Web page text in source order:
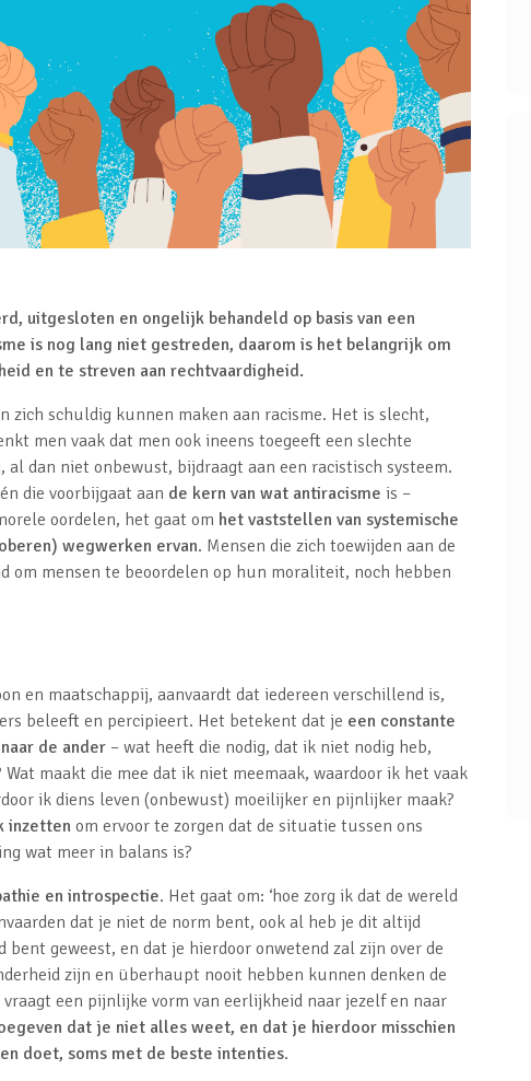
uitgesloten en ongelijk behandeld op basis van een
is nog lang niet gestreden, daarom is het belangrijk om
en te streven aan rechtvaardigheid.
zich schuldig kunnen maken aan racisme. Het is slecht,
men vaak dat men ook ineens toegeeft een slechte
dan niet onbewust, bijdraagt aan een racistisch systeem.
die voorbijgaat aan de kern van wat antiracisme is –
oordelen, het gaat om het vaststellen van systemische
wegwerken ervan. Mensen die zich toewijden aan de
om mensen te beoordelen op hun moraliteit, noch hebben
en maatschappij, aanvaardt dat iedereen verschillend is,
beleeft en percipieert. Het betekent dat je een constante
de ander – wat heeft die nodig, dat ik niet nodig heb,
maakt die mee dat ik niet meemaak, waardoor ik het vaak
ik diens leven (onbewust) moeilijker en pijnlijker maak?
inzetten om ervoor te zorgen dat de situatie tussen ons
wat meer in balans is?
en introspectie. Het gaat om: ‘hoe zorg ik dat de wereld
dat je niet de norm bent, ook al heb je dit altijd
geweest, en dat je hierdoor onwetend zal zijn over de
zijn en überhaupt nooit hebben kunnen denken de
een pijnlijke vorm van eerlijkheid naar jezelf en naar
dat je niet alles weet, en dat je hierdoor misschien
doet, soms met de beste intenties.